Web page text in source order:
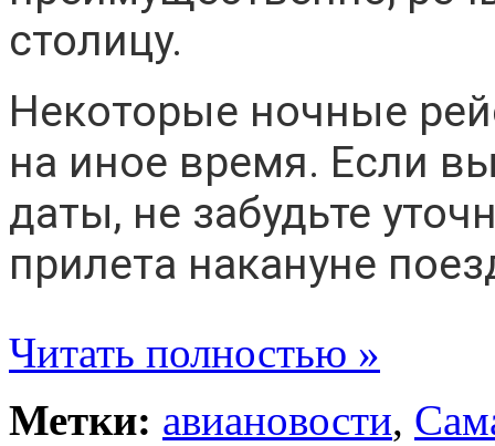
столицу.
Некоторые ночные
на иное время. Если
даты, не забудьте
прилета накануне
Читать полностью »
Метки: авиановости,